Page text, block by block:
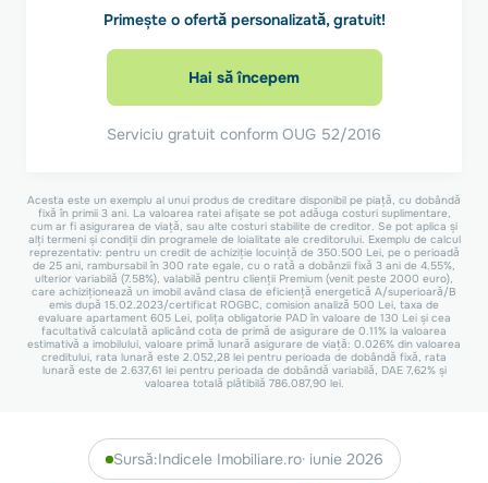
Primește o ofertă personalizată, gratuit!
Hai să începem
Serviciu gratuit conform OUG 52/2016
Acesta este un exemplu al unui produs de creditare disponibil pe piață, cu dobândă
fixă în primii 3 ani. La valoarea ratei afișate se pot adăuga costuri suplimentare,
cum ar fi asigurarea de viață, sau alte costuri stabilite de creditor. Se pot aplica și
alți termeni și condiții din programele de loialitate ale creditorului. Exemplu de calcul
reprezentativ: pentru un credit de achiziție locuință de 350.500 Lei, pe o perioadă
de 25 ani, rambursabil în 300 rate egale, cu o rată a dobânzii fixă 3 ani de 4.55%,
ulterior variabilă (7.58%), valabilă pentru clienții Premium (venit peste 2000 euro),
care achiziționează un imobil având clasa de eficiență energetică A/superioară/B
emis după 15.02.2023/certificat ROGBC, comision analiză 500 Lei, taxa de
evaluare apartament 605 Lei, polița obligatorie PAD în valoare de 130 Lei și cea
facultativă calculată aplicând cota de primă de asigurare de 0.11% la valoarea
estimativă a imobilului, valoare primă lunară asigurare de viață: 0.026% din valoarea
creditului, rata lunară este 2.052,28 lei pentru perioada de dobândă fixă, rata
lunară este de 2.637,61 lei pentru perioada de dobândă variabilă, DAE 7,62% și
valoarea totală plătibilă 786.087,90 lei.
Sursă:Indicele Imobiliare.ro· iunie 2026